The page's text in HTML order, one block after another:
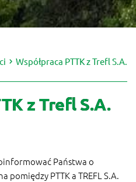
Współpraca PTTK z Trefl S.A.
z Trefl S.A.
Państwa o
pomiędzy PTTK a TREFL S.A.